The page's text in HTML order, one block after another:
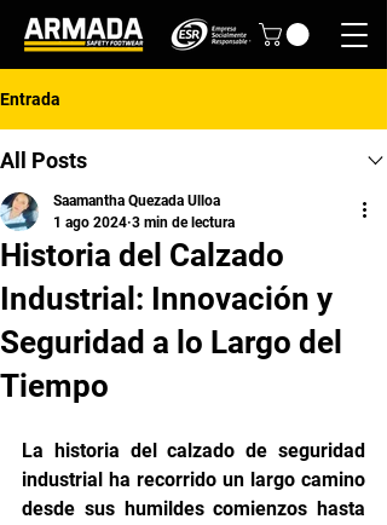
Entrada
All Posts
Historia del Calzado
Industrial: Innovación y
Seguridad a lo Largo del
Tiempo
Saamantha Quezada Ulloa
1 ago 2024 3 min de lectura
La historia del calzado de seguridad
industrial ha recorrido un largo camino
desde sus humildes comienzos hasta